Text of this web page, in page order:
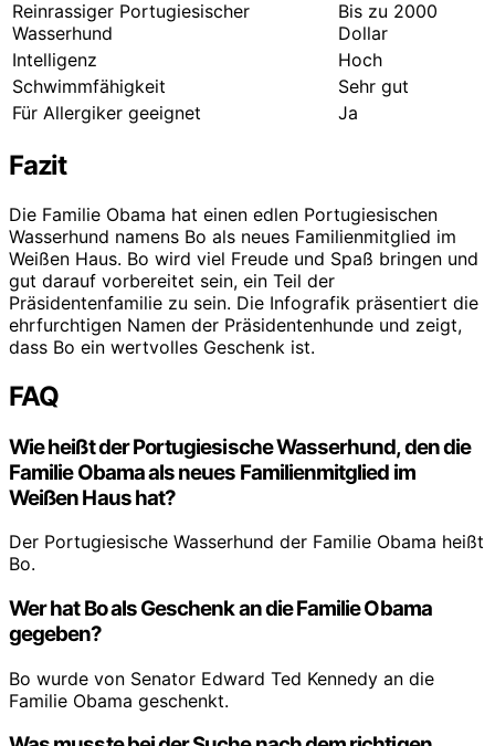
Reinrassiger Portugiesischer
Wasserhund
Bis zu 2000
Dollar
Intelligenz
Hoch
Schwimmfähigkeit
Sehr gut
Für Allergiker geeignet
Ja
Fazit
Die Familie Obama hat einen edlen Portugiesischen
Wasserhund namens Bo als neues Familienmitglied im
Weißen Haus. Bo wird viel Freude und Spaß bringen und
gut darauf vorbereitet sein, ein Teil der
Präsidentenfamilie zu sein. Die Infografik präsentiert die
ehrfurchtigen Namen der Präsidentenhunde und zeigt,
dass Bo ein wertvolles Geschenk ist.
FAQ
Wie heißt der Portugiesische Wasserhund, den die
Familie Obama als neues Familienmitglied im
Weißen Haus hat?
Der Portugiesische Wasserhund der Familie Obama heißt
Bo.
Wer hat Bo als Geschenk an die Familie Obama
gegeben?
Bo wurde von Senator Edward Ted Kennedy an die
Familie Obama geschenkt.